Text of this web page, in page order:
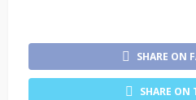
SHARE ON
SHARE ON